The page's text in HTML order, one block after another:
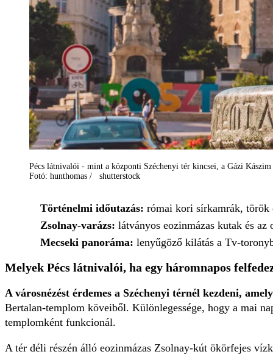
Pécs látnivalói - mint a központi Széchenyi tér kincsei, a Gázi
Fotó: hunthomas / shutterstock
Történelmi időutazás: római kori sírkamrák, török
Zsolnay-varázs: látványos eozinmázas kutak és
Mecseki panoráma: lenyűgöző kilátás a Tv-
Melyek Pécs látnivalói, ha egy háromnapos
A városnézést érdemes a Széchenyi térnél kezdeni,
Bertalan-templom köveiből. Különlegessége, hogy a mai
templomként funkcionál.
A tér déli részén álló eozinmázas Zsolnay-kút ökörfejes